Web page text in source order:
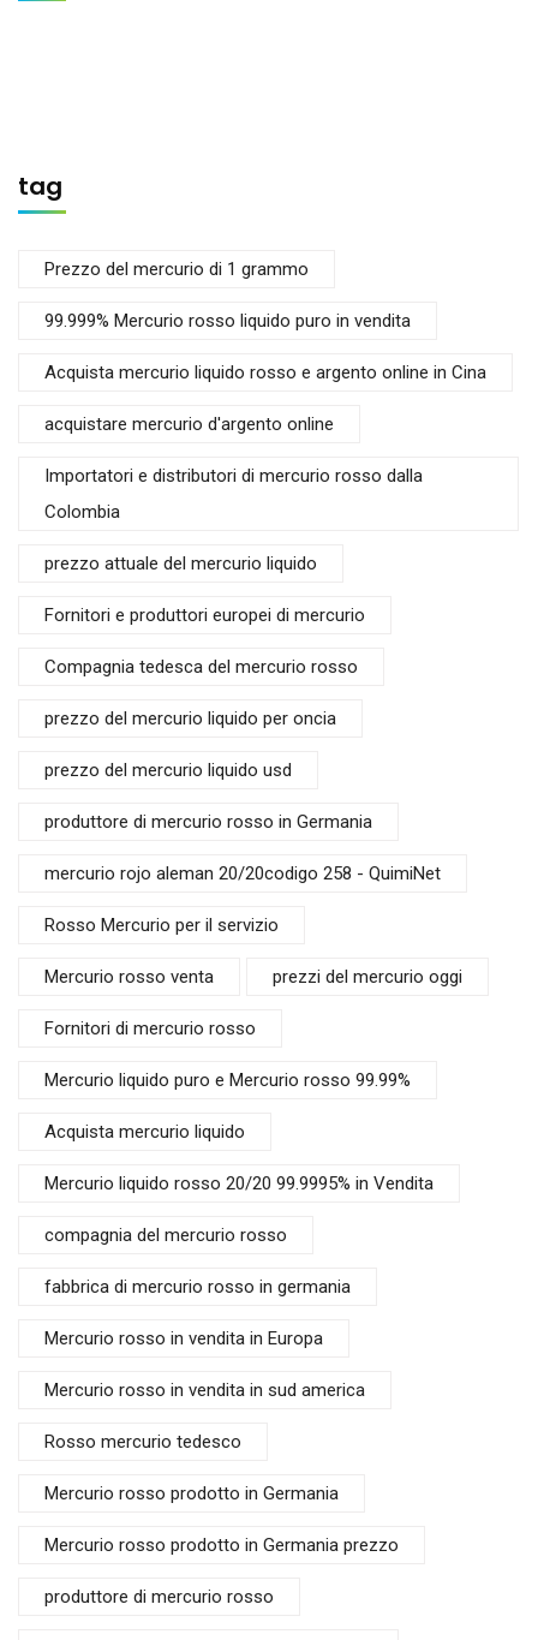
tag
Prezzo del mercurio di 1 grammo
99.999% Mercurio rosso liquido puro in vendita
Acquista mercurio liquido rosso e argento online in Cina
acquistare mercurio d'argento online
Importatori e distributori di mercurio rosso dalla
Colombia
prezzo attuale del mercurio liquido
Fornitori e produttori europei di mercurio
Compagnia tedesca del mercurio rosso
prezzo del mercurio liquido per oncia
prezzo del mercurio liquido usd
produttore di mercurio rosso in Germania
mercurio rojo aleman 20/20codigo 258 - QuimiNet
Rosso Mercurio per il servizio
Mercurio rosso venta prezzi del mercurio oggi
Fornitori di mercurio rosso
Mercurio liquido puro e Mercurio rosso 99.99%
Acquista mercurio liquido
Mercurio liquido rosso 20/20 99.9995% in Vendita
compagnia del mercurio rosso
fabbrica di mercurio rosso in germania
Mercurio rosso in vendita in Europa
Mercurio rosso in vendita in sud america
Rosso mercurio tedesco
Mercurio rosso prodotto in Germania
Mercurio rosso prodotto in Germania prezzo
produttore di mercurio rosso